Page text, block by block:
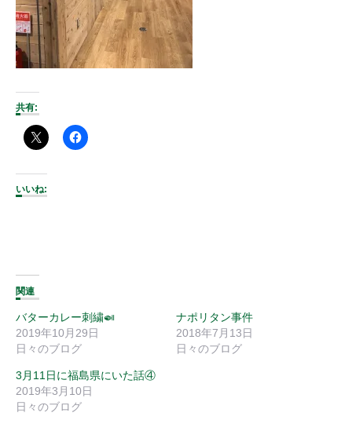
共有:
いいね:
関連
バターカレー刺繍🍛
2019年10月29日
日々のブログ
ナポリタン事件
2018年7月13日
日々のブログ
3月11日に福島県にいた話④
2019年3月10日
日々のブログ